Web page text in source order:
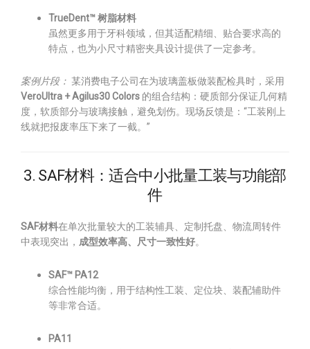
TrueDent™ 树脂材料
虽然更多用于牙科领域，但其适配精细、贴合要求高的
特点，也为小尺寸精密夹具设计提供了一定参考。
案例片段： 某消费电子公司在为玻璃盖板做装配检具时，采用
VeroUltra + Agilus30 Colors 的组合结构：硬质部分保证几何精
度，软质部分与玻璃接触，避免划伤。现场反馈是：“工装刚上
线就把报废率压下来了一截。”
3. SAF材料：适合中小批量工装与功能部
件
SAF材料在单次批量较大的工装辅具、定制托盘、物流周转件
中表现突出， 成型效率高、尺寸一致性好。
SAF™ PA12
综合性能均衡，用于结构性工装、定位块、装配辅助件
等非常合适。
PA11